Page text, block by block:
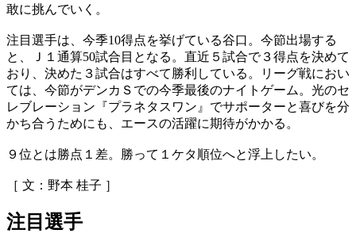
敢に挑んでいく。
注目選手は、今季10得点を挙げている谷口。今節出場する
と、Ｊ１通算50試合目となる。直近５試合で３得点を決めて
おり、決めた３試合はすべて勝利している。リーグ戦におい
ては、今節がデンカＳでの今季最後のナイトゲーム。光のセ
レブレーション『プラネタスワン』でサポーターと喜びを分
かち合うためにも、エースの活躍に期待がかかる。
９位とは勝点１差。勝って１ケタ順位へと浮上したい。
［ 文：野本 桂子 ］
注目選手